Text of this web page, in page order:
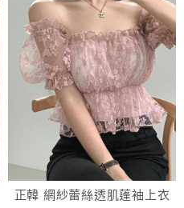
正韓 網紗蕾絲透肌蓬袖上衣